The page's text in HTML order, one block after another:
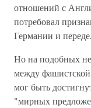
отношений с
потребовал
Германии и
Но на подобных
между
мог быть
"мирных